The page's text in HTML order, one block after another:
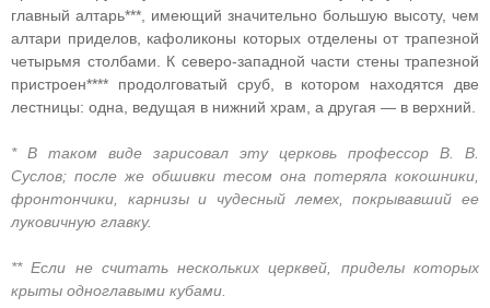
главный алтарь***, имеющий значительно большую высоту, чем
алтари приделов, кафоликоны которых отделены от трапезной
четырьмя столбами. К северо-западной части стены трапезной
пристроен**** продолговатый сруб, в котором находятся две
лестницы: одна, ведущая в нижний храм, а другая — в верхний.
* В таком виде зарисовал эту церковь профессор В. В.
Суслов; после же обшивки тесом она потеряла кокошники,
фронтончики, карнизы и чудесный лемех, покрывавший ее
луковичную главку.
** Если не считать нескольких церквей, приделы которых
крыты одноглавыми кубами.